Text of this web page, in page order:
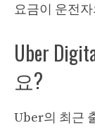
요금이 운전
Uber
요?
Uber의 최근